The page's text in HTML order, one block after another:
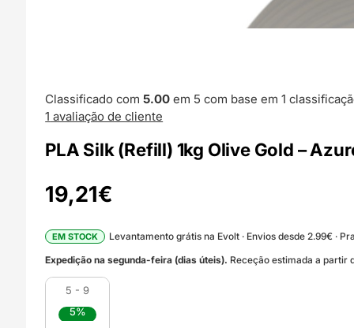
Classificado com5.00 em 5 com base em1
1 avaliação de cliente
PLA Silk (Refill) 1kg Olive Gold –
19,21€
EM STOCK
Levantamento grátis na Evolt · Envios desde 2.99€ ·
Expedição na segunda-feira (dias úteis). Receção estimada a partir
5 - 9
5%